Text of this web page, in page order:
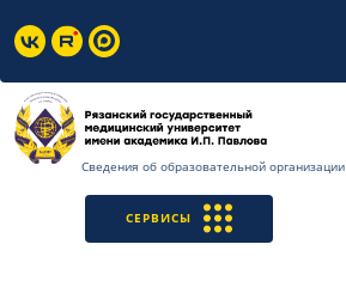
Сведения об образовательной организации
СЕРВИСЫ